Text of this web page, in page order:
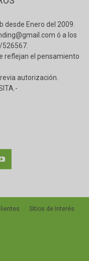
Enero del 2009.
ó a los
reflejan el pensamiento
autorización.
Sitios de Interés